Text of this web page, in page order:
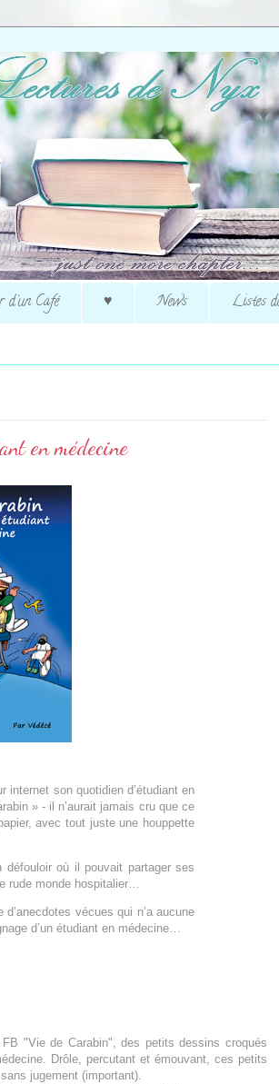
d'un Café ♥ News Listes
en médecine
internet son quotidien d’étudiant en
» - il n’aurait jamais cru que ce
avec tout juste une houppette
défouloir où il pouvait partager ses
rude monde hospitalier…
d’anecdotes vécues qui n’a aucune
d’un étudiant en médecine…
"Vie de Carabin", des petits dessins croqués
Drôle, percutant et émouvant, ces petits
jugement (important).